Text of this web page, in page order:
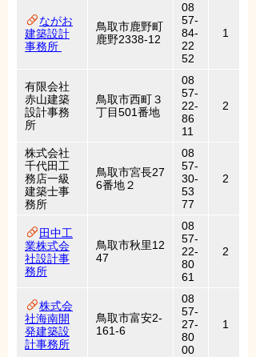
ながお
建築設計
事務所
鳥取市鹿野町
鹿野2338-12
08
57-
84-
22
52
1
有限会社
赤山建築
設計事務
所
鳥取市西町３
丁目501番地
08
57-
22-
86
11
2
株式会社
千代田工
務店一級
建築士事
務所
鳥取市宮長27
6番地２
08
57-
30-
53
77
2
田中工
業株式会
社設計事
務所
鳥取市秋里12
47
08
57-
22-
80
61
2
株式会
社海南開
発建築設
計事務所
鳥取市富安2-
161-6
08
57-
27-
80
00
1